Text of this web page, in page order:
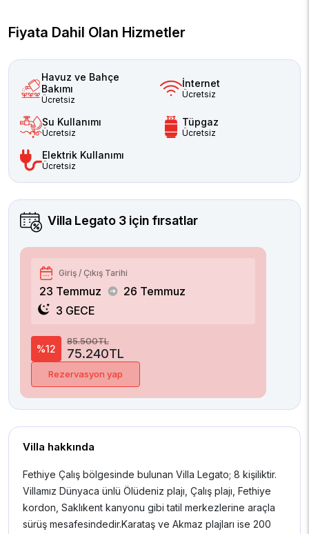
Fiyata Dahil Olan Hizmetler
Havuz ve Bahçe
Bakımı
Ücretsiz
İnternet
Ücretsiz
Su Kullanımı
Ücretsiz
Tüpgaz
Ücretsiz
Elektrik Kullanımı
Ücretsiz
Villa Legato 3 için fırsatlar
Giriş / Çıkış Tarihi
23 Temmuz
26 Temmuz
3 GECE
%12
85.500TL
75.240TL
Rezervasyon yap
Villa hakkında
Fethiye Çalış bölgesinde bulunan Villa Legato; 8 kişiliktir.
Villamız Dünyaca ünlü Ölüdeniz plajı, Çalış plajı, Fethiye
kordon, Saklıkent kanyonu gibi tatil merkezlerine araçla
sürüş mesafesindedir.Karataş ve Akmaz plajları ise 200